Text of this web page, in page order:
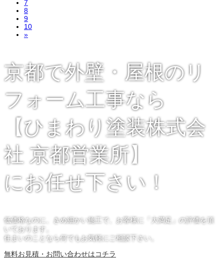
7
8
9
10
»
京都で外壁・屋根のリ
フォーム工事なら
【ひまわり塗装株式会
社 京都営業所】
にお任せ下さい！
低価格なのに、きめ細かい施工で、お客様に「大満足」の評価を頂
いております。
住まいのことなら何でもお気軽にご相談下さい。
無料お見積・お問い合わせはコチラ